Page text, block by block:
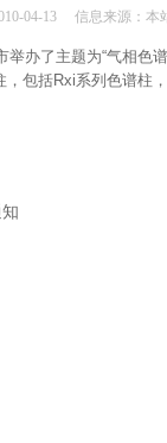
04-13 信息来源：
举办了主题为“气相色
，包括Rxi系列色谱柱